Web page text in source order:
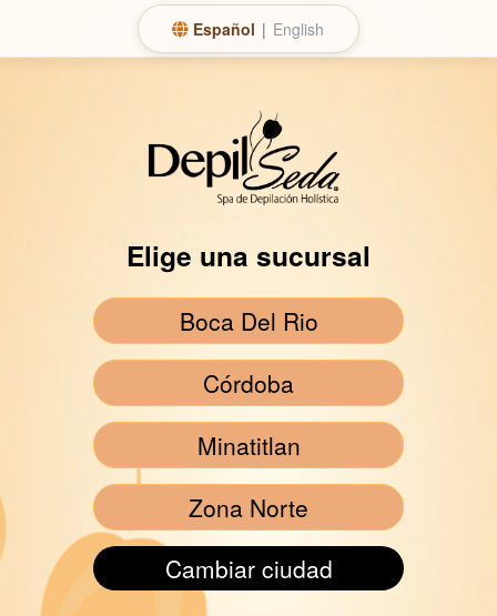
Español | English
Elige una sucursal
Boca Del Rio
Córdoba
Minatitlan
Zona Norte
Cambiar ciudad